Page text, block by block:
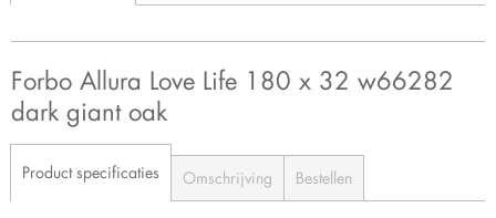
Forbo Allura Love Life 180 x 32 w66282
dark giant oak
Product specificaties Omschrijving Bestellen